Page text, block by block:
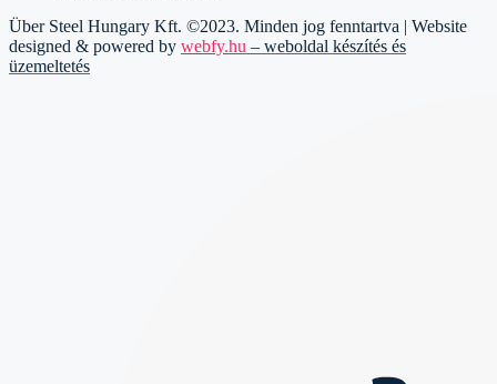
Über Steel Hungary Kft. ©2023. Minden jog fenntartva | Website
designed & powered by webfy.hu – weboldal készítés és
üzemeltetés